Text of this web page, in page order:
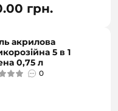
грн.
акрилова
5 в 1
0,75 л
0